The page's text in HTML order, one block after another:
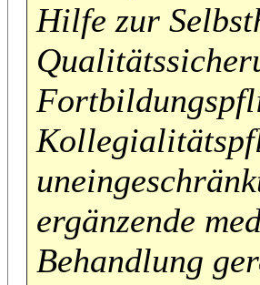
Hilfe zur
ergänzende
Behandlung